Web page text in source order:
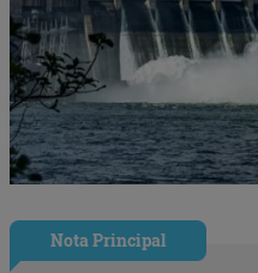
Nota Principal